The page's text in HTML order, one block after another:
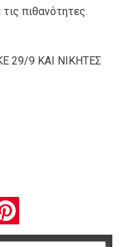
πιθανότητες.
9 ΚΑΙ ΝΙΚΗΤΕΣ